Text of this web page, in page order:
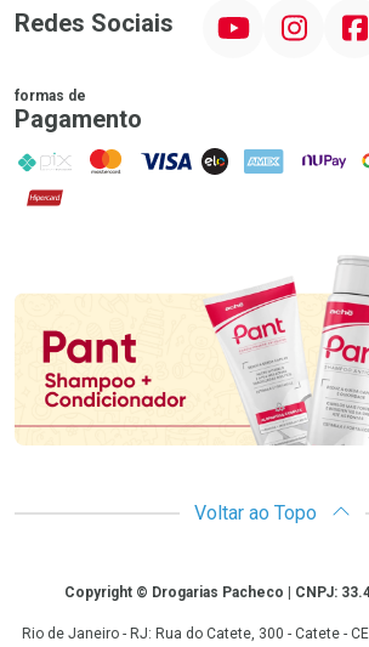
Redes Sociais Instagram
formas de
Pagamento
PIX MasterCard
VISA ELO AMEX NuPay
Hipercard
Promoção em Destaque
Voltar ao Topo
CopyrightCopyright © Drogarias Pacheco | CNPJ:
Rio de Janeiro - RJ: Rua do Catete, 300 - Catete -